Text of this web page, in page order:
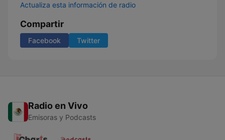
Actualiza esta información de radio
Compartir
Facebook Twitter
Radio en Vivo
Emisoras y Podcasts